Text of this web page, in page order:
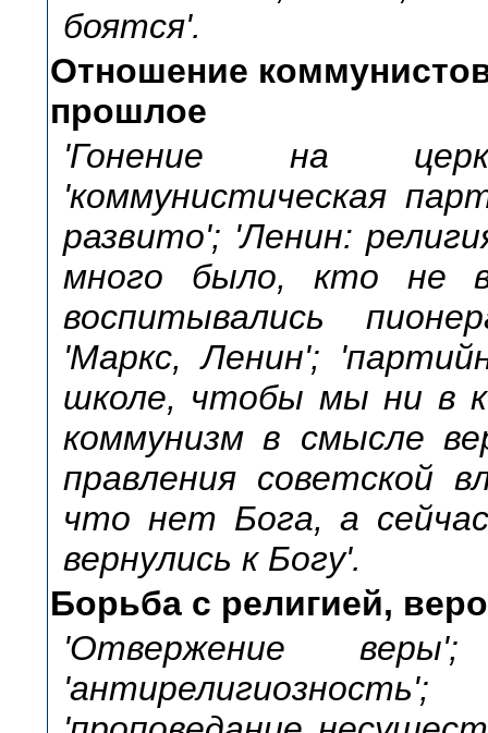
боятся'.
Отношение
прошлое
'Гонение на
'коммунистическая
развито'; 'Ленин:
много было, кто не
воспитывались
'Маркс, Ленин';
школе, чтобы мы ни в
коммунизм в смысле
правления советской
что нет Бога, а
вернулись к Богу'.
Борьба с религией,
'Отвержение